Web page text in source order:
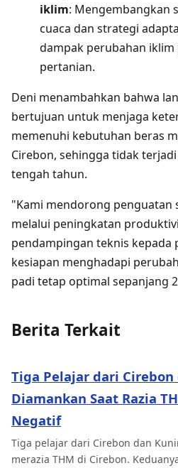
iklim: Mengembangkan
cuaca dan strategi
dampak perubahan
pertanian.
Deni menambahkan bahwa
bertujuan untuk menjaga
memenuhi kebutuhan beras
Cirebon, sehingga tidak
tengah tahun.
"Kami mendorong penguatan
melalui peningkatan
pendampingan teknis kepada
kesiapan menghadapi
padi tetap optimal sepanjang
Berita Terkait
Tiga Pelajar dari
Diamankan Saat Razia
Negatif
Tiga pelajar dari Cirebon dan
merazia THM di Cirebon.